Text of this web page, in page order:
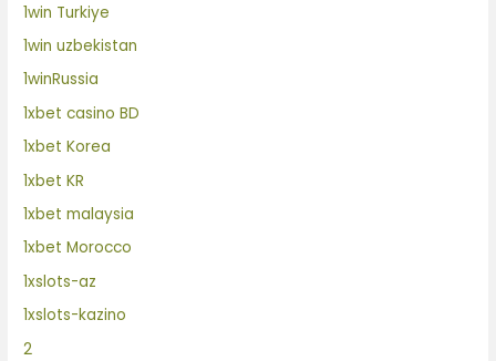
1win Turkiye
1win uzbekistan
1winRussia
1xbet casino BD
1xbet Korea
1xbet KR
1xbet malaysia
1xbet Morocco
1xslots-az
1xslots-kazino
2